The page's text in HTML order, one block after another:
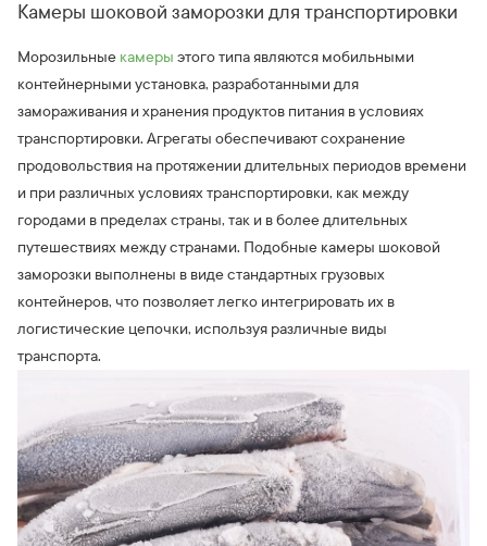
Камеры шоковой заморозки для транспортировки
Морозильные камеры этого типа являются мобильными
контейнерными установка, разработанными для
замораживания и хранения продуктов питания в условиях
транспортировки. Агрегаты обеспечивают сохранение
продовольствия на протяжении длительных периодов времени
и при различных условиях транспортировки, как между
городами в пределах страны, так и в более длительных
путешествиях между странами. Подобные камеры шоковой
заморозки выполнены в виде стандартных грузовых
контейнеров, что позволяет легко интегрировать их в
логистические цепочки, используя различные виды
транспорта.